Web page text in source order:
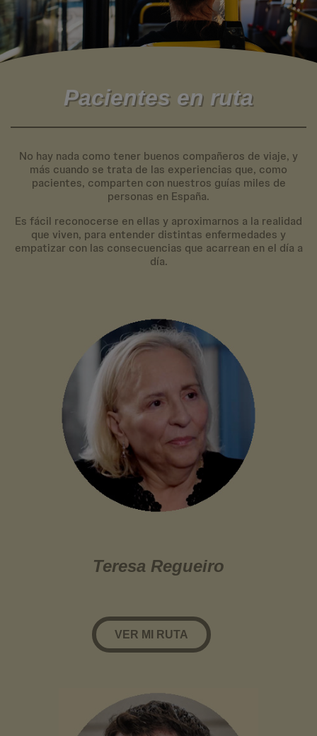
Pacientes en ruta
No hay nada como tener buenos compañeros de viaje, y
más cuando se trata de las experiencias que, como
pacientes, comparten con nuestros guías miles de
personas en España.
Es fácil reconocerse en ellas y aproximarnos a la realidad
que viven, para entender distintas enfermedades y
empatizar con las consecuencias que acarrean en el día a
día.
Teresa Regueiro
VER MI RUTA